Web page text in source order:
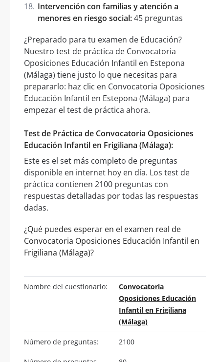
Intervención con familias y atención a
menores en riesgo social:45 preguntas
¿Preparado para tu examen de Educación?
Nuestro test de práctica de Convocatoria
Oposiciones Educación Infantil en Estepona
(Málaga) tiene justo lo que necesitas para
prepararlo: haz clic en Convocatoria Oposiciones
Educación Infantil en Estepona (Málaga) para
empezar el test de práctica ahora.
Test de Práctica de Convocatoria Oposiciones
Educación Infantil en Frigiliana (Málaga):
Este es el set más completo de preguntas
disponible en internet hoy en día. Los test de
práctica contienen 2100 preguntas con
respuestas detalladas por todas las respuestas
dadas.
¿Qué puedes esperar en el examen real de
Convocatoria Oposiciones Educación Infantil en
Frigiliana (Málaga)?
Nombre del cuestionario:
Convocatoria
Oposiciones Educación
Infantil en Frigiliana
(Málaga)
Número de preguntas: 2100